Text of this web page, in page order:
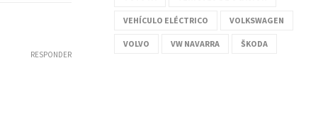
RESPONDER
VEHÍCULO ELÉCTRICO VOLKSWAGEN
VOLVO VW NAVARRA ŠKODA